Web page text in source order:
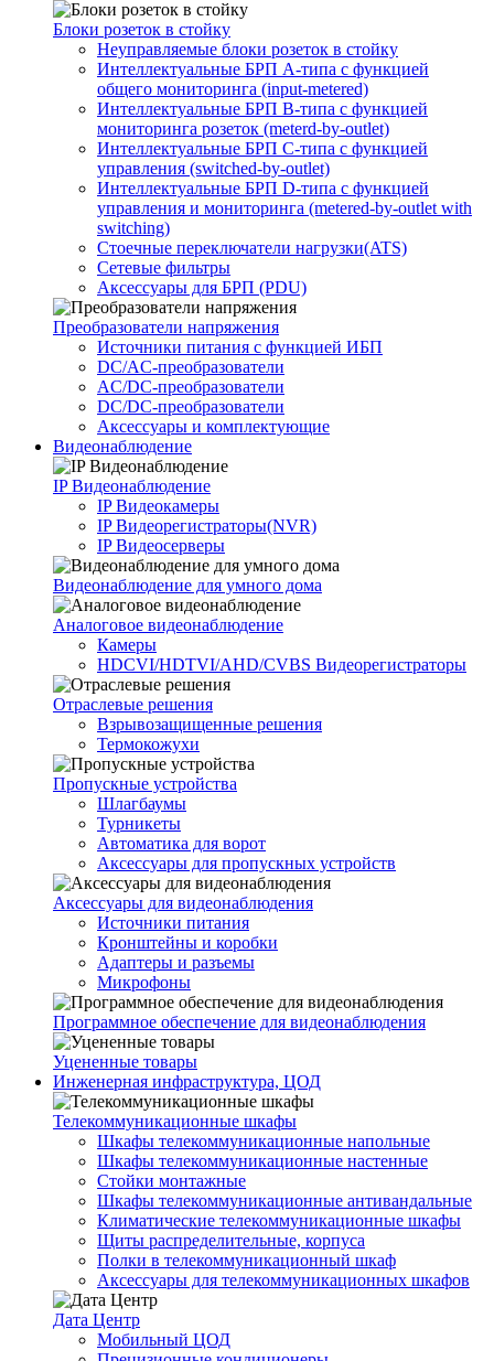
Блоки розеток в стойку
Неуправляемые блоки розеток в стойку
Интеллектуальные БРП А-типа с функцией
общего мониторинга (input-metered)
Интеллектуальные БРП B-типа с функцией
мониторинга розеток (meterd-by-outlet)
Интеллектуальные БРП C-типа с функцией
управления (switched-by-outlet)
Интеллектуальные БРП D-типа с функцией
управления и мониторинга (metered-by-outlet with
switching)
Стоечные переключатели нагрузки(ATS)
Сетевые фильтры
Аксессуары для БРП (PDU)
Преобразователи напряжения
Источники питания c функцией ИБП
DC/AC-преобразователи
AC/DC-преобразователи
DC/DC-преобразователи
Аксессуары и комплектующие
Видеонаблюдение
IP Видеонаблюдение
IP Видеокамеры
IP Видеорегистраторы(NVR)
IP Видеосерверы
Видеонаблюдение для умного дома
Аналоговое видеонаблюдение
Камеры
HDCVI/HDTVI/AHD/CVBS Видеорегистраторы
Отраслевые решения
Взрывозащищенные решения
Термокожухи
Пропускные устройства
Шлагбаумы
Турникеты
Автоматика для ворот
Аксессуары для пропускных устройств
Аксессуары для видеонаблюдения
Источники питания
Кронштейны и коробки
Адаптеры и разъемы
Микрофоны
Программное обеспечение для видеонаблюдения
Уцененные товары
Инженерная инфраструктура, ЦОД
Телекоммуникационные шкафы
Шкафы телекоммуникационные напольные
Шкафы телекоммуникационные настенные
Стойки монтажные
Шкафы телекоммуникационные антивандальные
Климатические телекоммуникационные шкафы
Щиты распределительные, корпуса
Полки в телекоммуникационный шкаф
Аксессуары для телекоммуникационных шкафов
Дата Центр
Мобильный ЦОД